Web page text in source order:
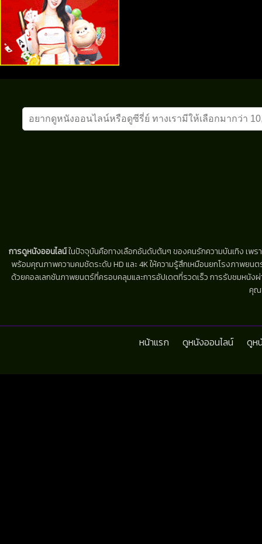
การดูหนังออนไลน์ในปัจจุบันคือทางเลือกอันดับต้นๆ ของคนรักความบันเทิง เพร
พร้อมคุณภาพความคมชัดระดับ HD และ 4K ให้ความรู้สึกเหมือนยกโรงภาพยน
ด้วยคอลเลกชันภาพยนตร์ที่ครอบคลุมและการอัปเดตที่รวดเร็ว การรับชมหนัง
คุณ
หน้าแรก ดูหนังออนไลน์ ดูห